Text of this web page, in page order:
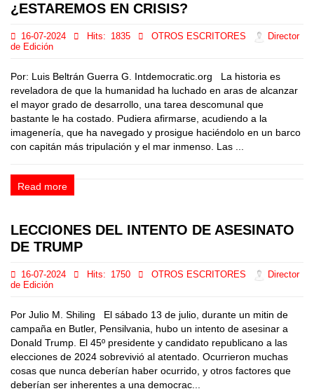
¿ESTAREMOS EN CRISIS?
16-07-2024 Hits: 1835 OTROS ESCRITORES
Director
de Edición
Por: Luis Beltrán Guerra G. Intdemocratic.org La historia es
reveladora de que la humanidad ha luchado en aras de alcanzar
el mayor grado de desarrollo, una tarea descomunal que
bastante le ha costado. Pudiera afirmarse, acudiendo a la
imagenería, que ha navegado y prosigue haciéndolo en un barco
con capitán más tripulación y el mar inmenso. Las ...
Read more
LECCIONES DEL INTENTO DE ASESINATO
DE TRUMP
16-07-2024 Hits: 1750 OTROS ESCRITORES
Director
de Edición
Por Julio M. Shiling El sábado 13 de julio, durante un mitin de
campaña en Butler, Pensilvania, hubo un intento de asesinar a
Donald Trump. El 45º presidente y candidato republicano a las
elecciones de 2024 sobrevivió al atentado. Ocurrieron muchas
cosas que nunca deberían haber ocurrido, y otros factores que
deberían ser inherentes a una democrac...